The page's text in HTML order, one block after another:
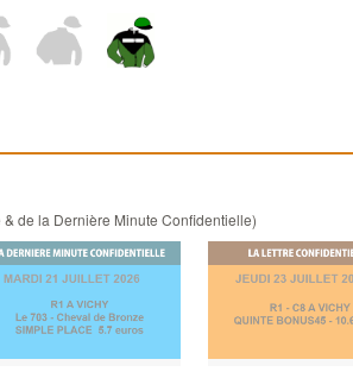
de la Dernière Minute Confidentielle)